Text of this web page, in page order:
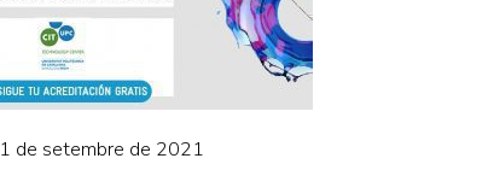
1 de setembre de 2021